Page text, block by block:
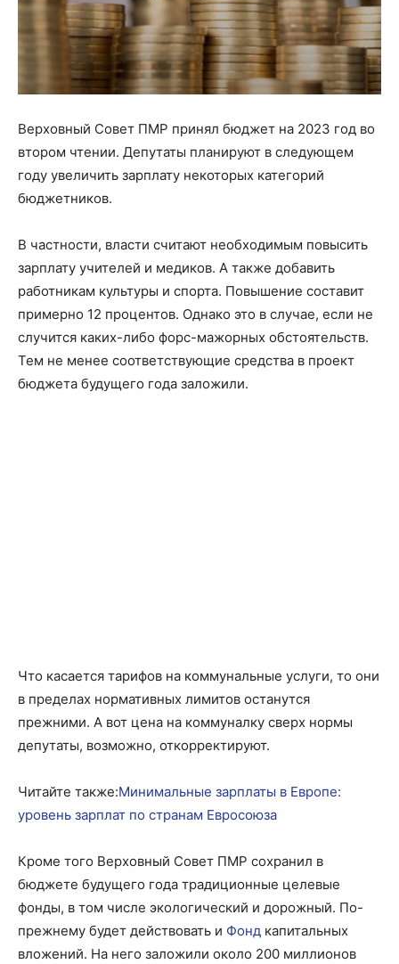
Верховный Совет ПМР принял бюджет на 2023 год во
втором чтении. Депутаты планируют в следующем
году увеличить зарплату некоторых категорий
бюджетников.
В частности, власти считают необходимым повысить
зарплату учителей и медиков. А также добавить
работникам культуры и спорта. Повышение составит
примерно 12 процентов. Однако это в случае, если не
случится каких-либо форс-мажорных обстоятельств.
Тем не менее соответствующие средства в проект
бюджета будущего года заложили.
Что касается тарифов на коммунальные услуги, то они
в пределах нормативных лимитов останутся
прежними. А вот цена на коммуналку сверх нормы
депутаты, возможно, откорректируют.
Читайте также:Минимальные зарплаты в Европе:
уровень зарплат по странам Евросоюза
Кроме того Верховный Совет ПМР сохранил в
бюджете будущего года традиционные целевые
фонды, в том числе экологический и дорожный. По-
прежнему будет действовать и Фонд капитальных
вложений. На него заложили около 200 миллионов